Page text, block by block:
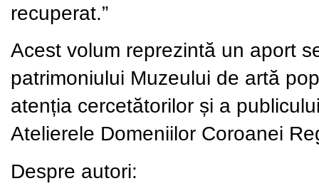
recuperat.”
Acest volum reprezintă un aport
patrimoniului Muzeului de artă
atenția cercetătorilor și a
Atelierele Domeniilor Coroanei
Despre autori: